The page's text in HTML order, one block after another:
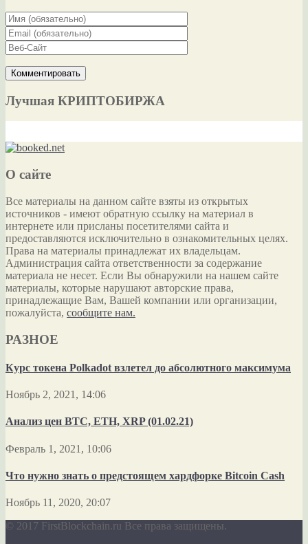
Лучшая КРИПТОБИРЖА
О сайте
Все материалы на данном сайте взяты из открытых
источников - имеют обратную ссылку на материал в
интернете или присланы посетителями сайта и
предоставляются исключительно в ознакомительных целях.
Права на материалы принадлежат их владельцам.
Администрация сайта ответственности за содержание
материала не несет. Если Вы обнаружили на нашем сайте
материалы, которые нарушают авторские права,
принадлежащие Вам, Вашей компании или организации,
пожалуйста, сообщите нам.
РАЗНОЕ
Курс токена Polkadot взлетел до абсолютного максимума
Ноябрь 2, 2021, 14:06
Анализ цен BTC, ETH, XRP (01.02.21)
Февраль 1, 2021, 10:06
Что нужно знать о предстоящем хардфорке Bitcoin Cash
Ноябрь 11, 2020, 20:07
© 2017 FirstBlockchain.ru Все права защищены.